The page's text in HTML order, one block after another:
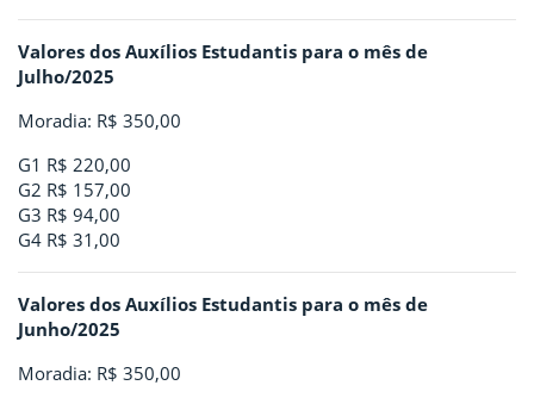
Valores dos Auxílios Estudantis para o mês de
Julho/2025
Moradia: R$ 350,00
G1 R$ 220,00
G2 R$ 157,00
G3 R$ 94,00
G4 R$ 31,00
Valores dos Auxílios Estudantis para o mês de
Junho/2025
Moradia: R$ 350,00